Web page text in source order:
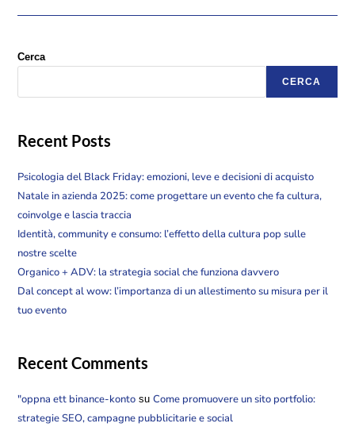
Cerca
CERCA
Recent Posts
Psicologia del Black Friday: emozioni, leve e decisioni di acquisto
Natale in azienda 2025: come progettare un evento che fa cultura,
coinvolge e lascia traccia
Identità, community e consumo: l’effetto della cultura pop sulle
nostre scelte
Organico + ADV: la strategia social che funziona davvero
Dal concept al wow: l’importanza di un allestimento su misura per il
tuo evento
Recent Comments
"oppna ett binance-konto suCome promuovere un sito portfolio:
strategie SEO, campagne pubblicitarie e social